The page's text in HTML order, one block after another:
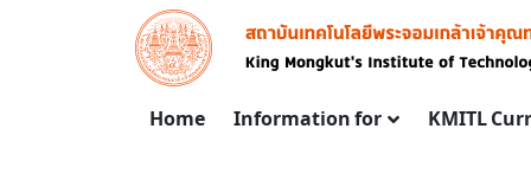
Skip to main content
Image
Main navigation
Home Information for KMITL